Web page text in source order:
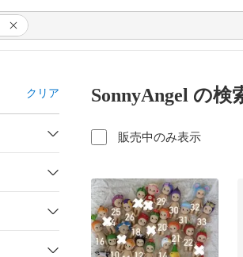
クリア SonnyAngel の検
販売中のみ表示